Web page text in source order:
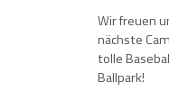
Wir freuen
nächste
tolle
Ballpark!